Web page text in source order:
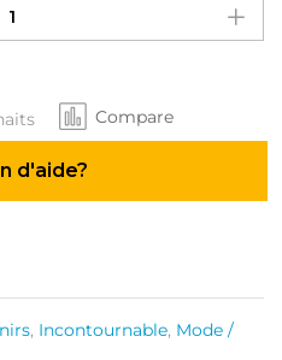
Compare
d'aide?
, Incontournable, Mode /